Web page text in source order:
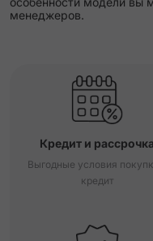
менеджеров.
Кредит и рассрочка
Выгодные условия
кредит